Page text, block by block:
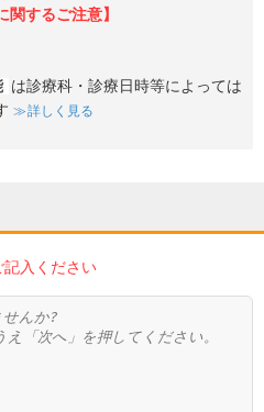
関するご注意】
は診療科・診療日時等によっては
詳しく見る
入ください